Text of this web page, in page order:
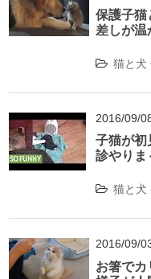
保護子猫
差しが温
猫と犬
2016/09/
子猫が初
診やりま
猫と犬
2016/09/
お箸でカ